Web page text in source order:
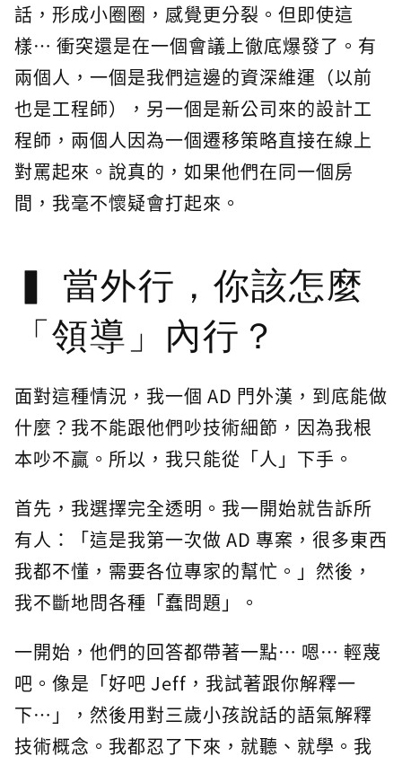
話，形成小圈圈，感覺更分裂。但即使這
樣… 衝突還是在一個會議上徹底爆發了。有
兩個人，一個是我們這邊的資深維運（以前
也是工程師），另一個是新公司來的設計工
程師，兩個人因為一個遷移策略直接在線上
對罵起來。說真的，如果他們在同一個房
間，我毫不懷疑會打起來。
當外行，你該怎麼
「領導」內行？
面對這種情況，我一個 AD 門外漢，到底能做
什麼？我不能跟他們吵技術細節，因為我根
本吵不贏。所以，我只能從「人」下手。
首先，我選擇完全透明。我一開始就告訴所
有人：「這是我第一次做 AD 專案，很多東西
我都不懂，需要各位專家的幫忙。」然後，
我不斷地問各種「蠢問題」。
一開始，他們的回答都帶著一點… 嗯… 輕蔑
吧。像是「好吧 Jeff，我試著跟你解釋一
下…」，然後用對三歲小孩說話的語氣解釋
技術概念。我都忍了下來，就聽、就學。我